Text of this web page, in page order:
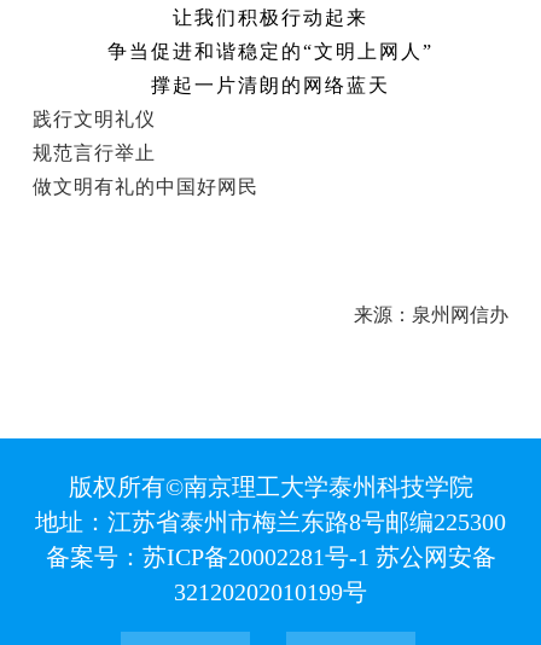
让我们积极行动起来
争当促进和谐稳定的“文明上网人”
撑起一片清朗的网络蓝天
践行文明礼仪
规范言行举止
做文明有礼的中国好网民
来源：泉州网信办
版权所有©南京理工大学泰州科技学院
地址：江苏省泰州市梅兰东路8号邮编225300
备案号：苏ICP备20002281号-1 苏公网安备
32120202010199号